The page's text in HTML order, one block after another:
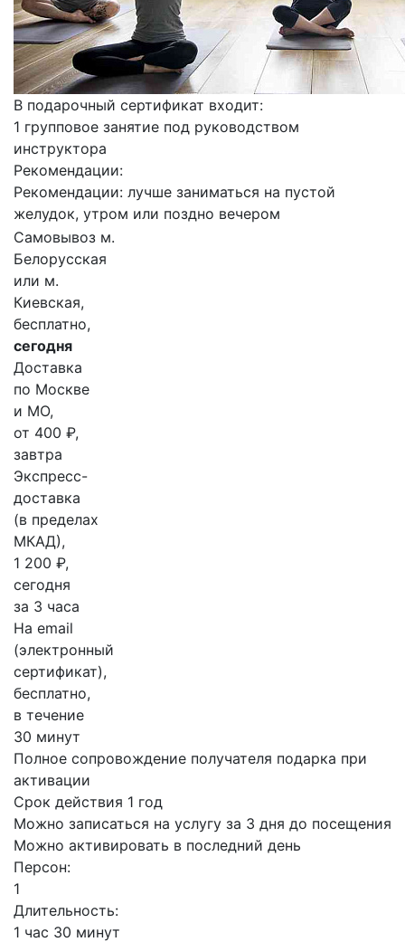
В подарочный сертификат входит:
1 групповое занятие под руководством
инструктора
Рекомендации:
Рекомендации: лучше заниматься на пустой
желудок, утром или поздно вечером
Самовывоз м.
Белорусская
или м.
Киевская,
бесплатно,
сегодня
Доставка
по Москве
и МО,
от 400 ₽,
завтра
Экспресс-
доставка
(в пределах
МКАД),
1 200 ₽,
сегодня
за 3 часа
На email
(электронный
сертификат),
бесплатно,
в течение
30 минут
Полное сопровождение получателя подарка при
активации
Срок действия 1 год
Можно записаться на услугу за 3 дня до посещения
Можно активировать в последний день
Персон:
1
Длительность:
1 час 30 минут